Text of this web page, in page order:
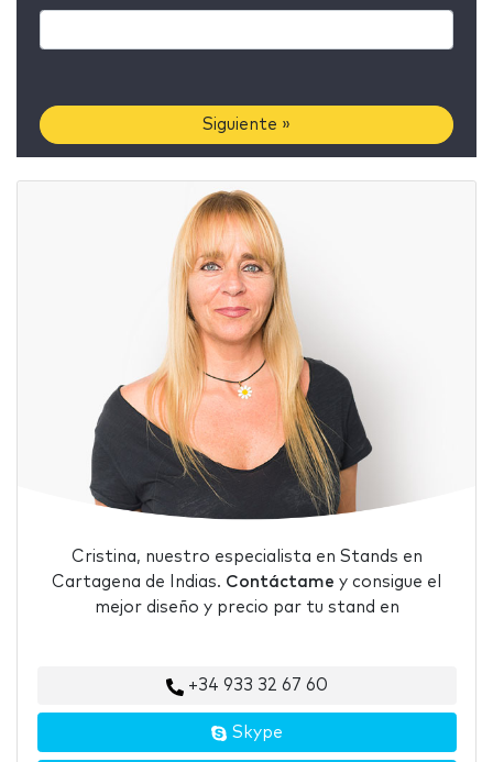
Siguiente »
Cristina, nuestro especialista en Stands en
Cartagena de Indias. Contáctame y consigue el
mejor diseño y precio par tu stand en
+34 933 32 67 60
Skype